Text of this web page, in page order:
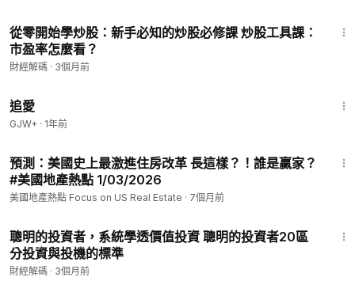
從零開始學炒股：新手必知的炒股必修課 炒股工具課：
市盈率怎麼看？
財經解碼 · 3個月前
追愛
GJW+ · 1年前
預測：美國史上最激進住房改革 長這樣？！誰是贏家？
#美國地產熱點 1/03/2026
美國地產熱點 Focus on US Real Estate · 7個月前
聰明的投資者，系統學透價值投資 聰明的投資者20區
分投資與投機的標準
財經解碼 · 3個月前